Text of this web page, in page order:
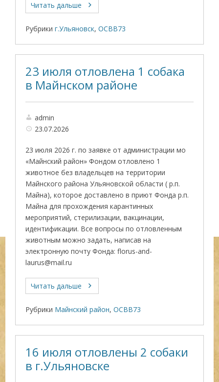
Читать дальше
Рубрики г.Ульяновск,ОСВВ73
23 июля отловлена 1 собака
в Майнском районе
admin
23.07.2026
23 июля 2026 г. по заявке от администрации мо
«Майнский район» Фондом отловлено 1
животное без владельцев на территории
Майнского района Ульяновской области ( р.п.
Майна), которое доставлено в приют Фонда р.п.
Майна для прохождения карантинных
мероприятий, стерилизации, вакцинации,
идентификации. Все вопросы по отловленным
животным можно задать, написав на
электронную почту Фонда: florus-and-
laurus@mail.ru
Читать дальше
Рубрики Майнский район,ОСВВ73
16 июля отловлены 2 собаки
в г.Ульяновске